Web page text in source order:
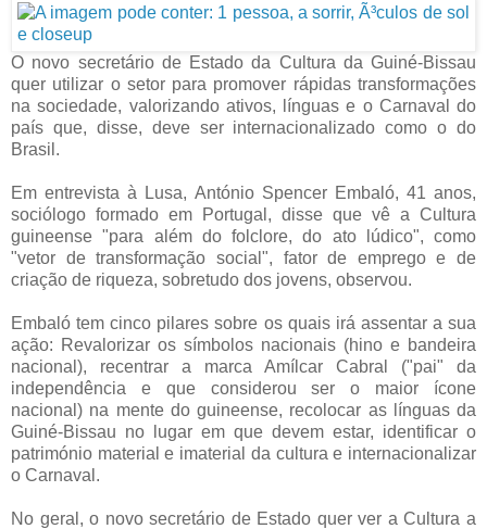
O novo secretário de Estado da Cultura da Guiné-Bissau
quer utilizar o setor para promover rápidas transformações
na sociedade, valorizando ativos, línguas e o Carnaval do
país que, disse, deve ser internacionalizado como o do
Brasil.
Em entrevista à Lusa, António Spencer Embaló, 41 anos,
sociólogo formado em Portugal, disse que vê a Cultura
guineense "para além do folclore, do ato lúdico", como
"vetor de transformação social", fator de emprego e de
criação de riqueza, sobretudo dos jovens, observou.
Embaló tem cinco pilares sobre os quais irá assentar a sua
ação: Revalorizar os símbolos nacionais (hino e bandeira
nacional), recentrar a marca Amílcar Cabral ("pai" da
independência e que considerou ser o maior ícone
nacional) na mente do guineense, recolocar as línguas da
Guiné-Bissau no lugar em que devem estar, identificar o
património material e imaterial da cultura e internacionalizar
o Carnaval.
No geral, o novo secretário de Estado quer ver a Cultura a